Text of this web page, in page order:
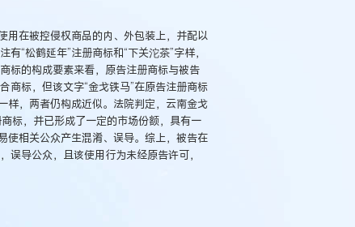
用在被控侵权商品的内、外包装上，并配以
“松鹤延年”注册商标和“下关沱茶”字样，
标的构成要素来看，原告注册商标与被告
商标，但该文字“金戈铁马”在原告注册商标
样，两者仍构成近似。法院判定，云南金戈
标，并已形成了一定的市场份额，具有一
使相关公众产生混淆、误导。综上，被告在
导公众，且该使用行为未经原告许可，